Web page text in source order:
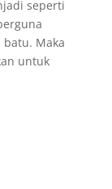
seperti
Maka
untuk